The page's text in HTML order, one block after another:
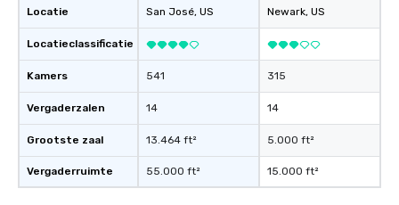
Locatie
Locatieclassificatie
Kamers
Vergaderzalen
Grootste zaal
Vergaderruimte
San José, US
541
14
13.464 ft²
55.000 ft²
Newark, US
315
14
5.000 ft²
15.000 ft²